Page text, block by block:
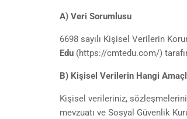
A) Veri Sorumlusu
6698 sayılı Kişisel Verilerin
Edu (https://cmtedu.com/)
B) Kişisel Verilerin Hangi
Kişisel verileriniz,
mevzuatı ve Sosyal Güvenlik